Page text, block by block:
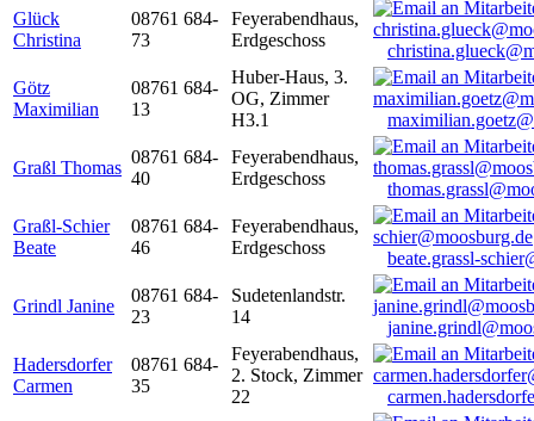
Glück
Christina
08761 684-
73
Feyerabendhaus,
Erdgeschoss
Götz
Maximilian
08761 684-
13
Huber-Haus, 3.
OG, Zimmer
H3.1
Graßl Thomas
08761 684-
40
Feyerabendhaus,
Erdgeschoss
Graßl-Schier
Beate
08761 684-
46
Feyerabendhaus,
Erdgeschoss
beate.grassl-
Grindl Janine
08761 684-
23
Sudetenlandstr.
14
Hadersdorfer
Carmen
08761 684-
35
Feyerabendhaus,
2. Stock, Zimmer
22